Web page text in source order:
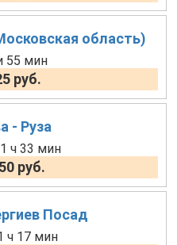
область)
55 мин
руб.
- Руза
ч 33 мин
руб.
Посад
ч 17 мин